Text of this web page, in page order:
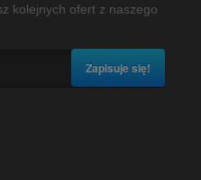
kolejnych ofert z naszego
Zapisuje się!